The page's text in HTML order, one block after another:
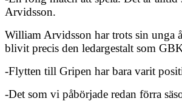
Arvidsson.
William Arvidsson har trots sin unga
blivit precis den ledargestalt som
-Flytten till Gripen har bara varit
-Det som vi påbörjade redan förra